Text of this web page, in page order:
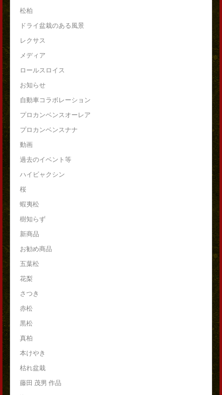
松柏
ドライ盆栽のある風景
レクサス
メディア
ロールスロイス
お知らせ
自動車コラボレーション
プロカンベンスオーレア
プロカンベンスナナ
動画
過去のイベント等
ハイビャクシン
桜
蝦夷松
樹知らず
新商品
お勧め商品
五葉松
花梨
さつき
赤松
黒松
真柏
本けやき
枯れ盆栽
藤田 茂男 作品